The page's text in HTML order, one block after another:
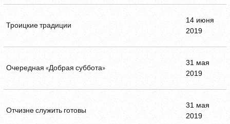
Троицкие традиции
14 июня
2019
Очередная «Добрая суббота»
31 мая
2019
Отчизне служить готовы
31 мая
2019